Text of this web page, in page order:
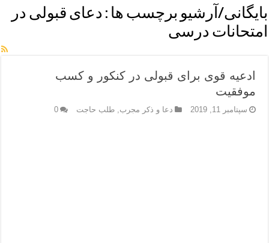
دعای مشکل گشا برای رفع فقر – ذکرهای روزی‌ بخش
معجزات دعای یا من اظهر الجمیل – دعای یا من اظهر الجمیل برای
مهم ترین اذکار الهی و فضیلت آن ها – ذکر مخصوص مستجاب الدعوه
نماز حاجت برای کار گشایی- دعای رفع مشکلات و طلب حاجت
دعای رفع فقر و طلب رزق و روزی – آیه‌ جلب ثروت و برکت مال
بایگانی/آرشیو برچسب ها : دعای قبولی در
امتحانات درسی
ادعیه قوی برای قبولی در کنکور و کسب
موفقیت
سپتامبر 11, 2019 دعا و ذکر مجرب ,طلب حاجت 0